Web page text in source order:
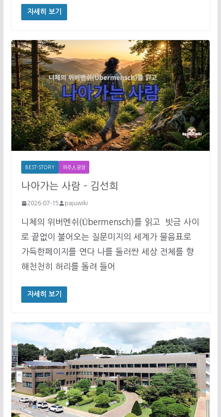
자세히 보기
BEST-STORY 파주人광장
나아가는 사람 – 김선희
2026-07-15 pajuwiki
니체의 위버멘쉬(Übermensch)를 읽고 빗금 사이
로 끝없이 불어오는 질문미지의 세계가 물음표로
가득한페이지를 연다 나를 둘러싼 세상 전체를 향
해천천히 허리를 돌려 들어
자세히 보기